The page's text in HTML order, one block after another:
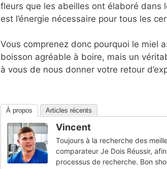
fleurs que les abeilles ont élaboré dans
est l’énergie nécessaire pour tous les
Vous comprenez donc pourquoi le miel
boisson agréable à boire, mais un
à vous de nous donner votre retour
À propos Articles récents
Vincent
Toujours à la recherche des
comparateur Je Dois Réussir,
processus de recherche. Bon